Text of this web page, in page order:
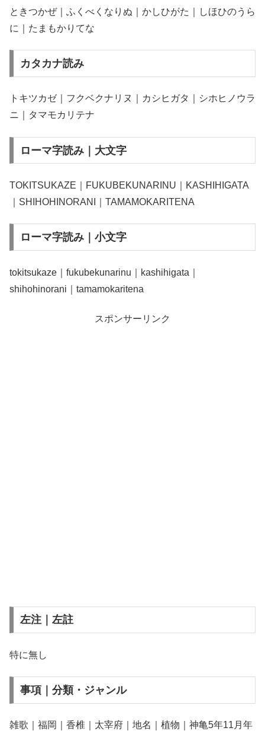
ときつかぜ｜ふくべくなりぬ｜かしひがた｜しほひのうら
に｜たまもかりてな
カタカナ読み
トキツカゼ｜フクベクナリヌ｜カシヒガタ｜シホヒノウラ
ニ｜タマモカリテナ
ローマ字読み｜大文字
TOKITSUKAZE｜FUKUBEKUNARINU｜KASHIHIGATA
｜SHIHOHINORANI｜TAMAMOKARITENA
ローマ字読み｜小文字
tokitsukaze｜fukubekunarinu｜kashihigata｜
shihohinorani｜tamamokaritena
スポンサーリンク
左注｜左註
特に無し
事項｜分類・ジャンル
雑歌｜福岡｜香椎｜太宰府｜地名｜植物｜神亀5年11月年